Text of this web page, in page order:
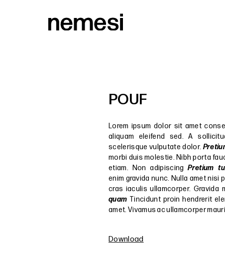
POUF
Lorem ipsum dolor sit amet
aliquam eleifend sed. A
scelerisque vulputate dolor.
morbi duis molestie. Nibh porta
etiam. Non adipiscingPretium
enim gravida nunc. Nulla amet nisi
cras iaculis ullamcorper. Gravida
quam Tincidunt proin hendrerit
amet. Vivamus ac ullamcorper
Download